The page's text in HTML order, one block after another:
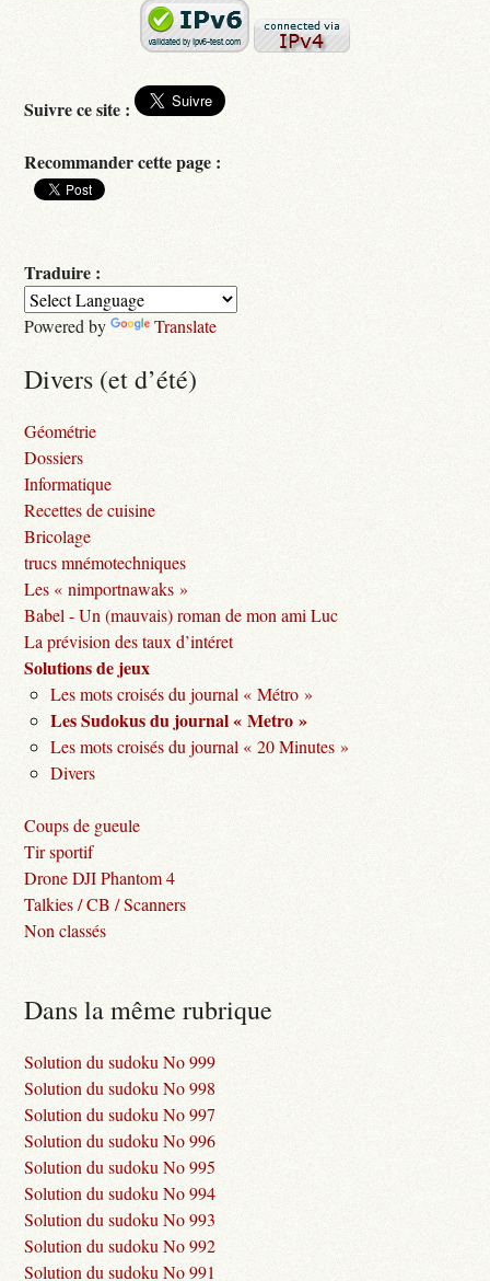
Suivre ce site :
Recommander cette page :
Traduire :
Powered by Translate
Divers (et d’été)
Géométrie
Dossiers
Informatique
Recettes de cuisine
Bricolage
trucs mnémotechniques
Les « nimportnawaks »
Babel - Un (mauvais) roman de mon ami Luc
La prévision des taux d’intéret
Solutions de jeux
Les mots croisés du journal « Métro »
Les Sudokus du journal « Metro »
Les mots croisés du journal « 20 Minutes »
Divers
Coups de gueule
Tir sportif
Drone DJI Phantom 4
Talkies / CB / Scanners
Non classés
Dans la même rubrique
Solution du sudoku No 999
Solution du sudoku No 998
Solution du sudoku No 997
Solution du sudoku No 996
Solution du sudoku No 995
Solution du sudoku No 994
Solution du sudoku No 993
Solution du sudoku No 992
Solution du sudoku No 991